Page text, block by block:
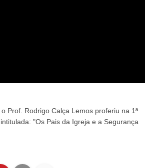
Prof. Rodrigo Calça Lemos proferiu na 1ª
"Os Pais da Igreja e a Segurança